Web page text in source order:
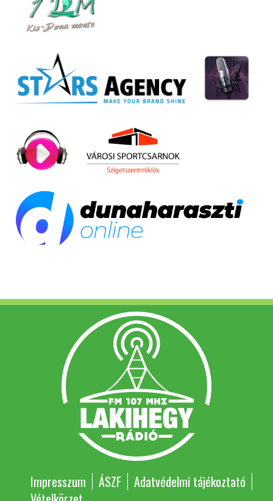
Impresszum ÁSZF
Adatvédelmi tájékoztató